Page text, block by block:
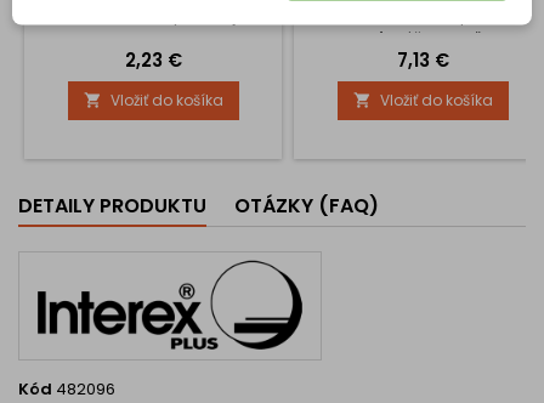
(hornú alebo bočnú), čím
vytvára čistý, elegantný a
veľmi praktický vzhľad. Je
vyrobená z kvalitného kovu s
poškriabaniu. Tenký,
Cena
2,23 €
 Vložiť do košíka
vymedziť drážku v koľajnici a
tým nedochádza k búchaniu
dverí z predu do zadu.
Cena
7,13 €
 Vložiť do košíka
DETAILY PRODUKTU OTÁZKY (FAQ)
Kód 482096